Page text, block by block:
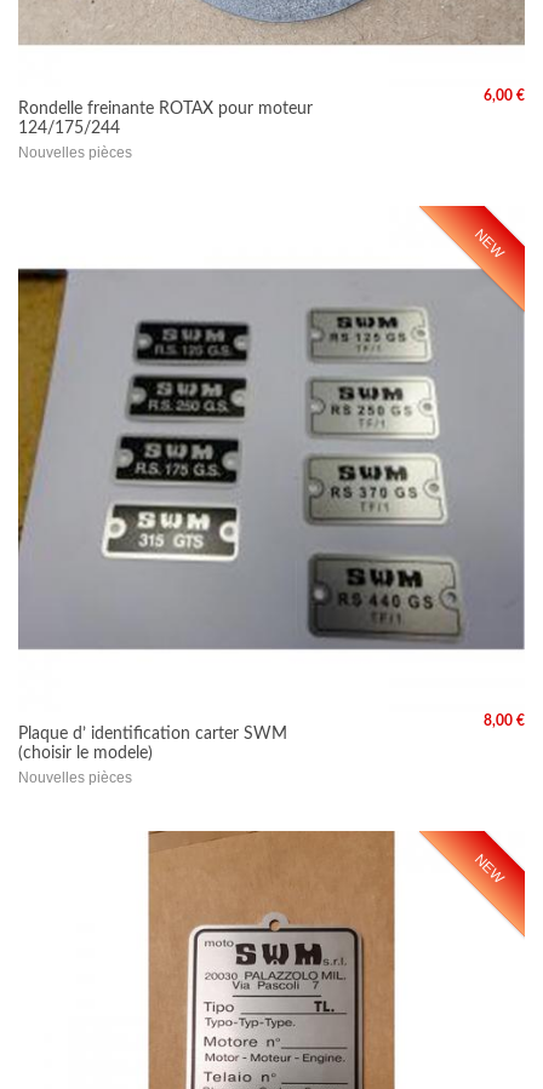
Rondelle freinante ROTAX pour moteur
124/175/244
Nouvelles pièces
6,00 €
NEW
Plaque d’ identification carter SWM
(choisir le modele)
Nouvelles pièces
8,00 €
NEW